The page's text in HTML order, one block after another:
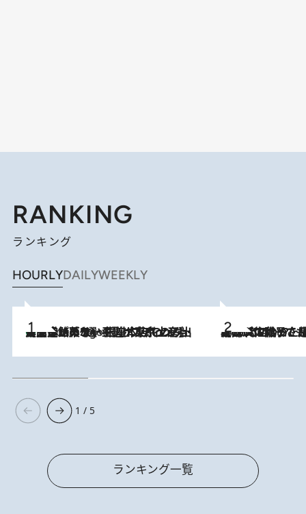
RANKING
ランキング
HOURLYDAILYWEEKLY
4 Hours Ago
【間違いのない王道・東京土産】資生堂パーラー 銀座本店でのみ出会える銘菓5選《極上プディング・濃厚チーズケーキ・ボンボンショコラほか》 2026.8.5
【阿川佐和子さんの年とる力】なぜ70代で始めた趣味は“こんなに楽しい”のか？ ピアノ、俳句…スランプに陥っても続けられる“ある秘訣”とは
1 / 5
ランキング一覧